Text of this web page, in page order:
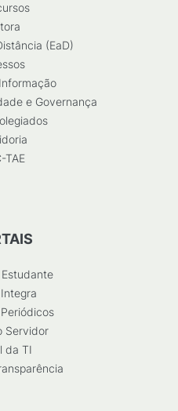
(EaD)
e Governança
TAE
Servidor
da TI